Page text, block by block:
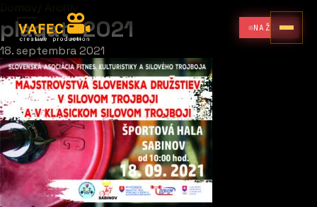
NAŽIVO
Domov Archív
plagat_2021
18. septembra 2021